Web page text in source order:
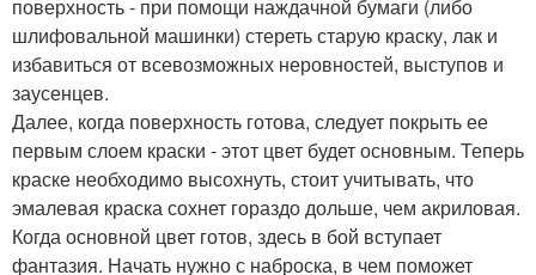
поверхность - при помощи наждачной бумаги (либо
шлифовальной машинки) стереть старую краску, лак и
избавиться от всевозможных неровностей, выступов и
заусенцев.
Далее, когда поверхность готова, следует покрыть ее
первым слоем краски - этот цвет будет основным. Теперь
краске необходимо высохнуть, стоит учитывать, что
эмалевая краска сохнет гораздо дольше, чем акриловая.
Когда основной цвет готов, здесь в бой вступает
фантазия. Начать нужно с наброска, в чем поможет